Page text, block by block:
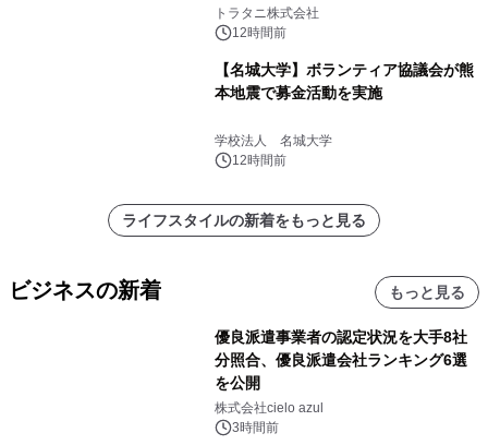
説
トラタニ株式会社
12時間前
【名城大学】ボランティア協議会が熊
本地震で募金活動を実施
学校法人 名城大学
12時間前
ライフスタイルの新着をもっと見る
ビジネスの新着 もっと見る
優良派遣事業者の認定状況を大手8社
分照合、優良派遣会社ランキング6選
を公開
株式会社cielo azul
3時間前